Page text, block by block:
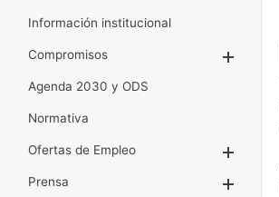
Información institucional
Compromisos
Agenda 2030 y ODS
Normativa
Ofertas de Empleo
Prensa